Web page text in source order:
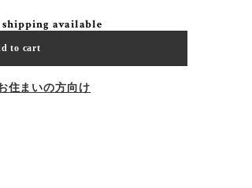
available
to cart
住まいの方向け